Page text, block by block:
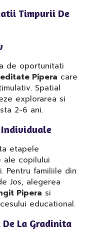
Timpurii De
de oportunitati
Pipera care
Spatial
explorarea si
2-6 ani.
etapele
ale copilului
Pentru familiile din
Jos, alegerea
Pipera si
educational.
La Gradinita